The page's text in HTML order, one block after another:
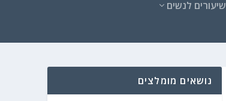
שיעורים לנשים
נושאים מומלצים